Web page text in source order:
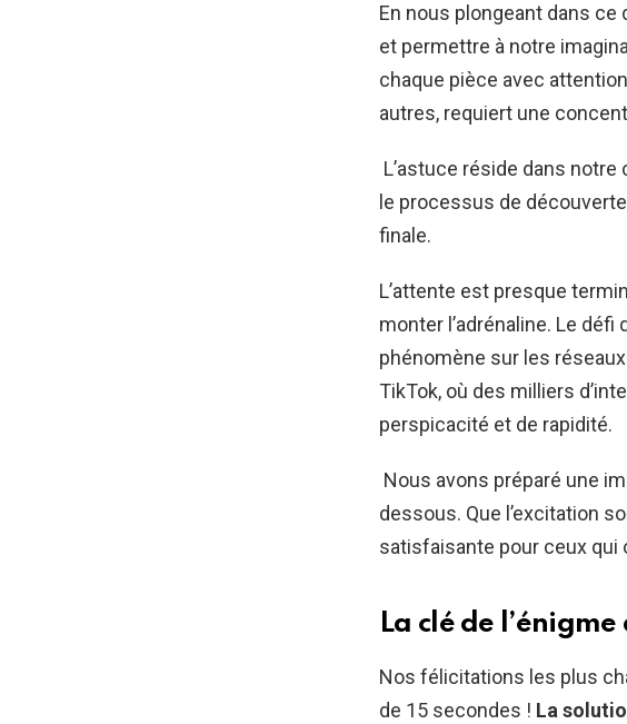
En nous plongeant dans
et permettre à notre
chaque pièce avec
autres, requiert une
L’astuce réside dans
le processus de
finale.
L’attente est presque
monter l’adrénaline. Le
phénomène sur les
TikTok, où des milliers
perspicacité et de rapidité.
Nous avons préparé une
dessous. Que l’excitation
satisfaisante pour ceux qui
La clé de
Nos félicitations les plus
de 15 secondes ! La